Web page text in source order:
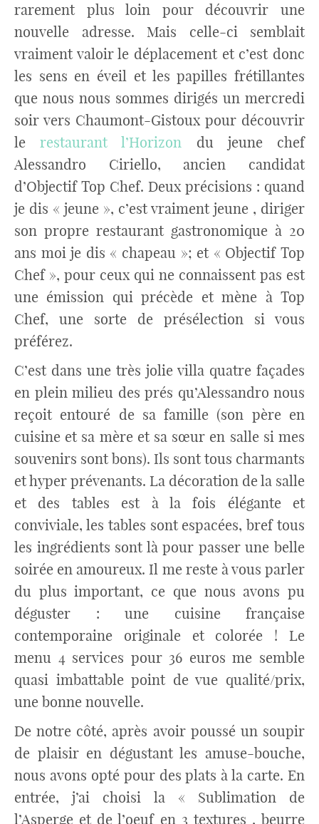
rarement plus loin pour découvrir une
nouvelle adresse. Mais celle-ci semblait
vraiment valoir le déplacement et c’est donc
les sens en éveil et les papilles frétillantes
que nous nous sommes dirigés un mercredi
soir vers Chaumont-Gistoux pour découvrir
lerestaurant l’Horizon du jeune chef
Alessandro Ciriello, ancien candidat
d’Objectif Top Chef. Deux précisions : quand
je dis « jeune », c’est vraiment jeune , diriger
son propre restaurant gastronomique à 20
ans moi je dis « chapeau »; et « Objectif Top
Chef », pour ceux qui ne connaissent pas est
une émission qui précède et mène à Top
Chef, une sorte de présélection si vous
préférez.
C’est dans une très jolie villa quatre façades
en plein milieu des prés qu’Alessandro nous
reçoit entouré de sa famille (son père en
cuisine et sa mère et sa sœur en salle si mes
souvenirs sont bons). Ils sont tous charmants
et hyper prévenants. La décoration de la salle
et des tables est à la fois élégante et
conviviale, les tables sont espacées, bref tous
les ingrédients sont là pour passer une belle
soirée en amoureux. Il me reste à vous parler
du plus important, ce que nous avons pu
déguster : une cuisine française
contemporaine originale et colorée ! Le
menu 4 services pour 36 euros me semble
quasi imbattable point de vue qualité/prix,
une bonne nouvelle.
De notre côté, après avoir poussé un soupir
de plaisir en dégustant les amuse-bouche,
nous avons opté pour des plats à la carte. En
entrée, j’ai choisi la « Sublimation de
l’Asperge et de l’oeuf en 3 textures , beurre